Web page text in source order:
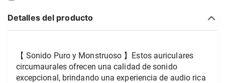
Detalles del producto
【 Sonido Puro y Monstruoso 】Estos auriculares
circumaurales ofrecen una calidad de sonido
excepcional, brindando una experiencia de audio rica